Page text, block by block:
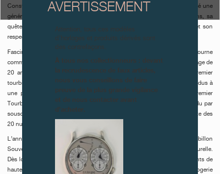
Constructeur horloger novateur et rebelle, François-Paul Journe a inspiré une
génération d’horlogers contemporains par l’originalité de ses créations, sa
quête de la précision, son style intemporel reconnaissable entre tous et son
respect de l’éthique des traditions horlogères.
Fasciné par le tourbillon depuis son plus jeune âge, François-Paul Journe
commence la réalisation de sa première montre entièrement à la main à l’âge de
20 ans, une montre de poche à tourbillon. En 1991, il créé son premier
tourbillon en montre-bracelet dont les quelques exemplaires seront vendus à
une poignée de collectionneurs chevronnés. En 1999, il lance le premier
Tourbillon Souverain avec remontoir d’égalité en montre-bracelet. Vendu par
souscription, les collectionneurs se battent pour accéder à la courte liste des
20 numéros annoncés.
L’année 2003 voit la naissance de la nouvelle génération du Tourbillon
Souverain auquel François-Paul Journe ajoute une seconde morte naturelle.
Dès lors, pour les rendre encore plus précieux, il produit ses mouvements de
haute horlogerie en Or rose 18 ct., une première dans le monde de l’horlogerie
AVERTISSEMENT
À tous nos collectionneurs : devant
la recrudescence de faux articles,
nous vous conseillons de faire
preuve de la plus grande vigilance
et de nous contacter avant
d’acheter.